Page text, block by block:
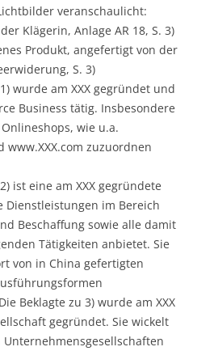
veranschaulicht:
Klägerin, Anlage AR 18, S. 3)
Produkt, angefertigt von der
S. 3)
wurde am XXX gegründet und
Business tätig. Insbesondere
wie u.a.
www.XXX.com zuzuordnen
ist eine am XXX gegründete
Dienstleistungen im Bereich
Beschaffung sowie alle damit
Tätigkeiten anbietet. Sie
von in China gefertigten
Beklagte zu 3) wurde am XXX
gegründet. Sie wickelt